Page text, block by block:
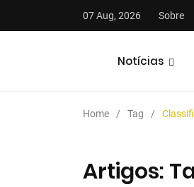
07 Aug, 2026 Sobre
Notícias
Home Tag
Artigos: